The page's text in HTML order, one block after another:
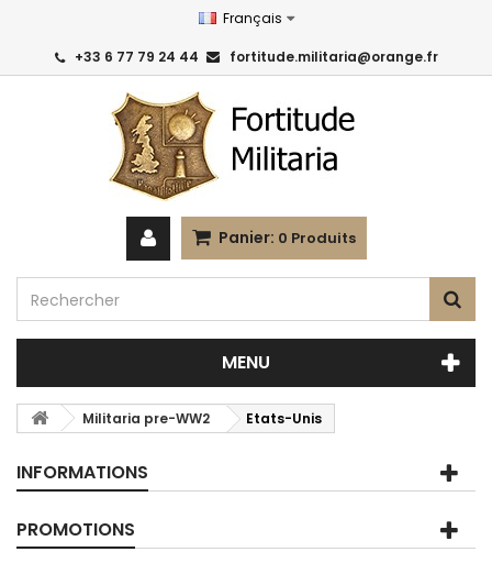
Français
+33 6 77 79 24 44 fortitude.militaria@orange.fr
Panier: 0 Produits
MENU
Militaria pre-WW2 Etats-Unis
INFORMATIONS
PROMOTIONS